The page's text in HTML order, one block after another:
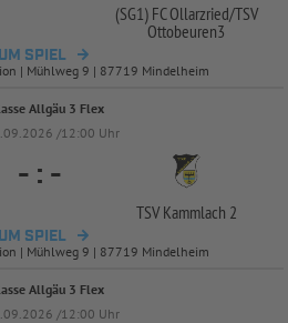
(SG1) FC Ollarzried/TSV
Ottobeuren3
SPIEL
| Mühlweg 9 | 87719 Mindelheim
Allgäu 3 Flex
/12:00 Uhr
- : -
TSV Kammlach 2
SPIEL
| Mühlweg 9 | 87719 Mindelheim
Allgäu 3 Flex
/12:00 Uhr